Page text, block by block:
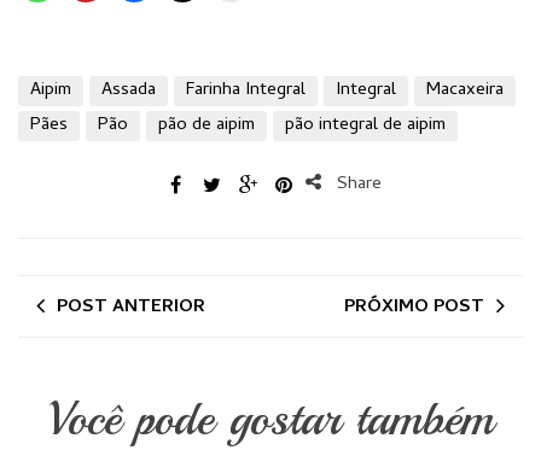
Aipim Assada Farinha Integral Integral
Macaxeira
Pães
Pão pão de aipim pão integral de aipim
Share
POST ANTERIOR PRÓXIMO POST
Você pode gostar também